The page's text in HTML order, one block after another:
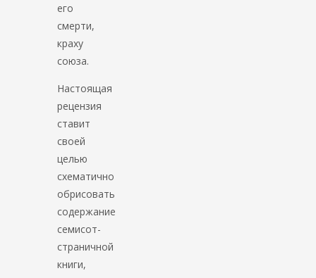
его
смерти,
краху
союза.
Настоящая
рецензия
ставит
своей
целью
схематично
обрисовать
содержание
семисот-
страничной
книги,